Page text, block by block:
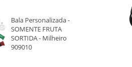
Bala Personalizada -
SOMENTE FRUTA
SORTIDA - Milheiro
909010